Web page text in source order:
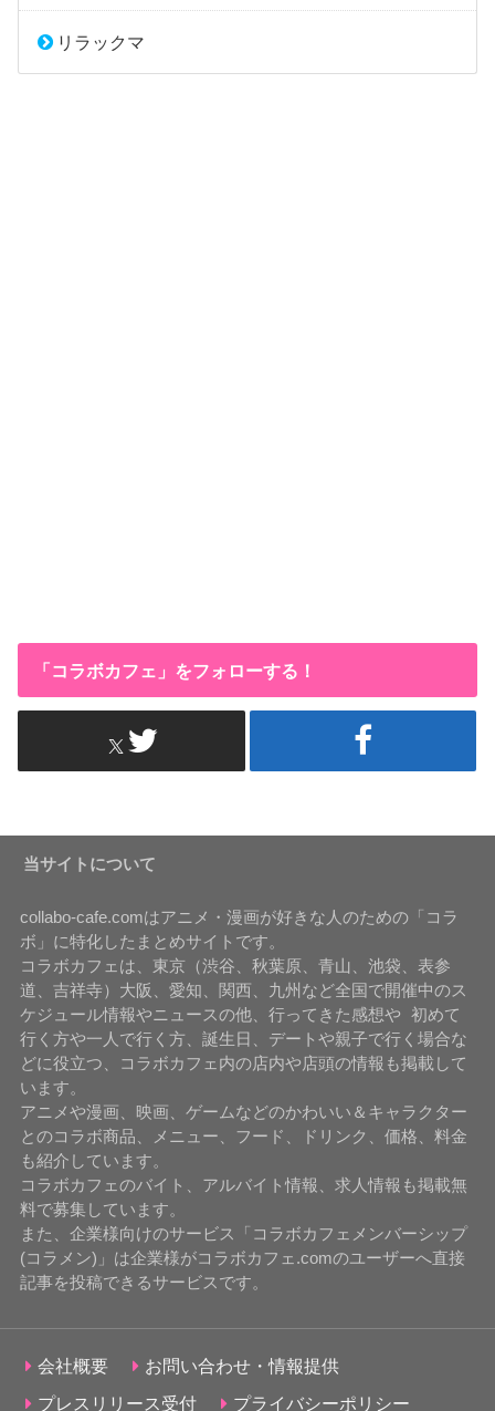
リラックマ
「コラボカフェ」をフォローする！
当サイトについて
collabo-cafe.comはアニメ・漫画が好きな人のための「コラ
ボ」に特化したまとめサイトです。
コラボカフェは、東京（渋谷、秋葉原、青山、池袋、表参
道、吉祥寺）大阪、愛知、関西、九州など全国で開催中のス
ケジュール情報やニュースの他、行ってきた感想や 初めて
行く方や一人で行く方、誕生日、デートや親子で行く場合な
どに役立つ、コラボカフェ内の店内や店頭の情報も掲載して
います。
アニメや漫画、映画、ゲームなどのかわいい＆キャラクター
とのコラボ商品、メニュー、フード、ドリンク、価格、料金
も紹介しています。
コラボカフェのバイト、アルバイト情報、求人情報も掲載無
料で募集しています。
また、企業様向けのサービス「コラボカフェメンバーシップ
(コラメン)」は企業様がコラボカフェ.comのユーザーへ直接
記事を投稿できるサービスです。
会社概要
お問い合わせ・情報提供
プレスリリース受付
プライバシーポリシー